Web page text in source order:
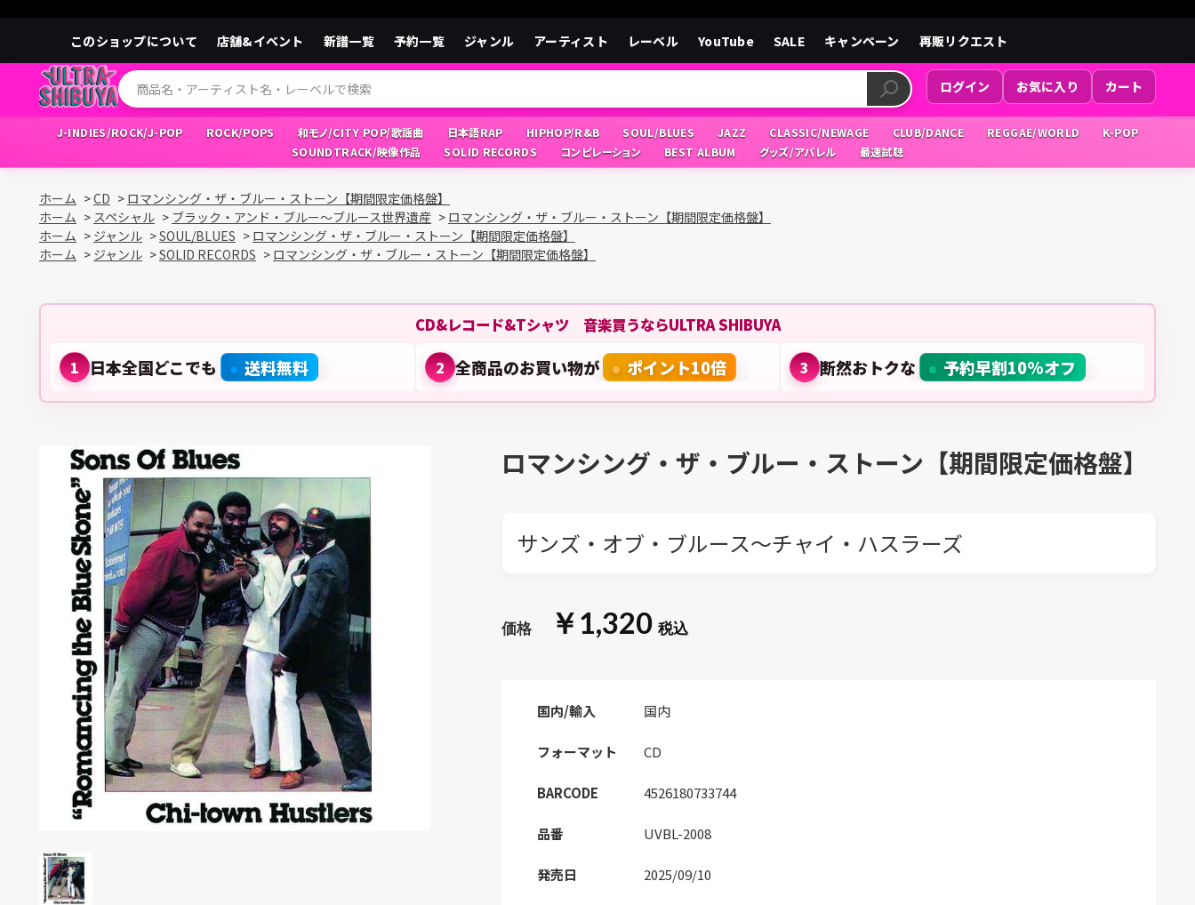
このショップについて 店舗&イベント 新譜一覧 予約一覧 ジャンル アーティスト レーベル YouTube SALE キャンペーン 再販リクエスト
ログイン お気に入り カート
J-INDIES/ROCK/J-POP ROCK/POPS 和モノ/CITY POP/歌謡曲 日本語RAP HIPHOP/R&B SOUL/BLUES JAZZ CLASSIC/NEWAGE CLUB/DANCE REGGAE/WORLD
K-POP
SOUNDTRACK/映像作品
SOLID RECORDS コンピレーション BEST ALBUM グッズ/アパレル 最速試聴
ホーム >CD > ロマンシング・ザ・ブルー・ストーン【期間限定価格盤】
ホーム > スペシャル > ブラック・アンド・ブルー～ブルース世界遺産 > ロマンシング・ザ・ブルー・ストーン【期間限定価格盤】
ホーム > ジャンル >SOUL/BLUES > ロマンシング・ザ・ブルー・ストーン【期間限定価格盤】
ホーム > ジャンル >SOLID RECORDS > ロマンシング・ザ・ブルー・ストーン【期間限定価格盤】
CD&レコード&Tシャツ 音楽買うならULTRA SHIBUYA
1 日本全国どこでも 送料無料 2 全商品のお買い物が ポイント10倍 3 断然おトクな 予約早割10%オフ
ロマンシング・ザ・ブルー・ストーン【期間限定価格盤】
サンズ・オブ・ブルース～チャイ・ハスラーズ
￥1,320
国内/輸入 国内
フォーマット CD
BARCODE 4526180733744
品番 UVBL-2008
発売日 2025/09/10